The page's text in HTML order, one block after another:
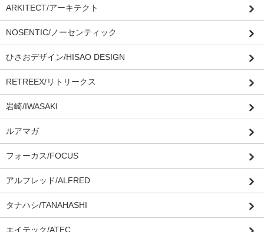
ARKITECT/アーキテクト
NOSENTIC/ノーセンティック
ひさおデザイン/HISAO DESIGN
RETREEX/リトリークス
岩崎/IWASAKI
ルアマガ
フォーカス/FOCUS
アルフレッド/ALFRED
タナハシ/TANAHASHI
エイテック/ATEC